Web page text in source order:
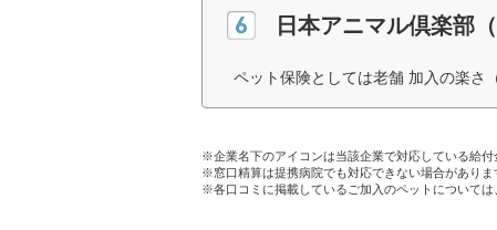
日本アニマル倶楽部
ペット保険としては老舗 加入の楽さ
※企業名下のアイコンは当該企業で対応している給付
※窓口精算は提携病院でも対応できない場合がありま
※各口コミに掲載しているご加入のペットについては